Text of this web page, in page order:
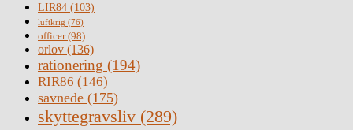
LIR84 (103)
luftkrig (76)
officer(98)
orlov (136)
rationering (194)
RIR86 (146)
savnede (175)
skyttegravsliv (289)